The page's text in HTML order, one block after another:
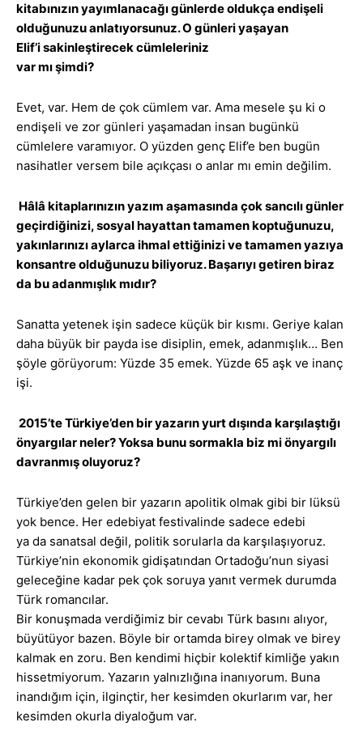
kitabınızın yayımlanacağı günlerde oldukça endişeli
olduğunuzu anlatıyorsunuz. O günleri yaşayan
Elif’i sakinleştirecek cümleleriniz
var mı şimdi?
Evet, var. Hem de çok cümlem var. Ama mesele şu ki o
endişeli ve zor günleri yaşamadan insan bugünkü
cümlelere varamıyor. O yüzden genç Elif’e ben bugün
nasihatler versem bile açıkçası o anlar mı emin değilim.
Hâlâ kitaplarınızın yazım aşamasında çok sancılı günler
geçirdiğinizi, sosyal hayattan tamamen koptuğunuzu,
yakınlarınızı aylarca ihmal ettiğinizi ve tamamen yazıya
konsantre olduğunuzu biliyoruz. Başarıyı getiren biraz
da bu adanmışlık mıdır?
Sanatta yetenek işin sadece küçük bir kısmı. Geriye kalan
daha büyük bir payda ise disiplin, emek, adanmışlık… Ben
şöyle görüyorum: Yüzde 35 emek. Yüzde 65 aşk ve inanç
işi.
2015’te Türkiye’den bir yazarın yurt dışında karşılaştığı
önyargılar neler? Yoksa bunu sormakla biz mi önyargılı
davranmış oluyoruz?
Türkiye’den gelen bir yazarın apolitik olmak gibi bir lüksü
yok bence. Her edebiyat festivalinde sadece edebi
ya da sanatsal değil, politik sorularla da karşılaşıyoruz.
Türkiye’nin ekonomik gidişatından Ortadoğu’nun siyasi
geleceğine kadar pek çok soruya yanıt vermek durumda
Türk romancılar.
Bir konuşmada verdiğimiz bir cevabı Türk basını alıyor,
büyütüyor bazen. Böyle bir ortamda birey olmak ve birey
kalmak en zoru. Ben kendimi hiçbir kolektif kimliğe yakın
hissetmiyorum. Yazarın yalnızlığına inanıyorum. Buna
inandığım için, ilginçtir, her kesimden okurlarım var, her
kesimden okurla diyaloğum var.